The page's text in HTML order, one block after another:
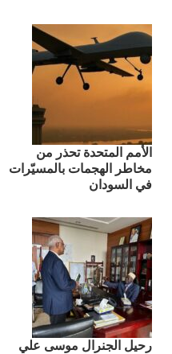
الأمم المتحدة تحذر من
مخاطر الهجمات بالمسيّرات
في السودان
رحيل الجنرال موسى علي